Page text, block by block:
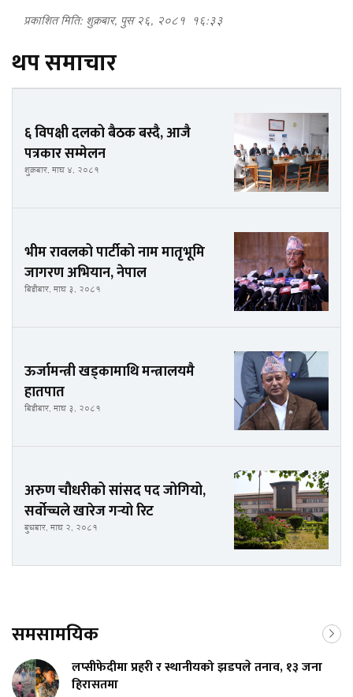
प्रकाशित मिति: शुक्रबार, पुस २६, २०८१ १६:३३
थप समाचार
६ विपक्षी दलको बैठक बस्दै, आजै
पत्रकार सम्मेलन
शुक्रबार, माघ ४, २०८१
भीम रावलको पार्टीको नाम मातृभूमि
जागरण अभियान, नेपाल
बिहीबार, माघ ३, २०८१
ऊर्जामन्त्री खड्कामाथि मन्त्रालयमै
हातपात
बिहीबार, माघ ३, २०८१
अरुण चौधरीको सांसद पद जोगियो,
सर्वोच्चले खारेज गर्‍यो रिट
बुधबार, माघ २, २०८१
समसामयिक
लप्सीफेदीमा प्रहरी र स्थानीयको झडपले तनाव, १३ जना
हिरासतमा